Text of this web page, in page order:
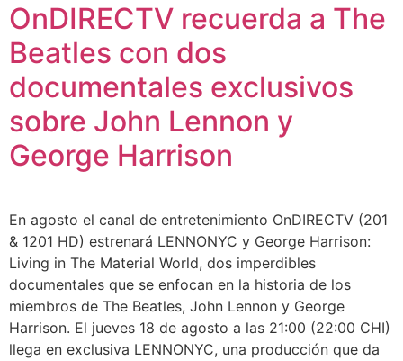
OnDIRECTV recuerda a The
Beatles con dos
documentales exclusivos
sobre John Lennon y
George Harrison
En agosto el canal de entretenimiento OnDIRECTV (201
& 1201 HD) estrenará LENNONYC y George Harrison:
Living in The Material World, dos imperdibles
documentales que se enfocan en la historia de los
miembros de The Beatles, John Lennon y George
Harrison. El jueves 18 de agosto a las 21:00 (22:00 CHI)
llega en exclusiva LENNONYC, una producción que da